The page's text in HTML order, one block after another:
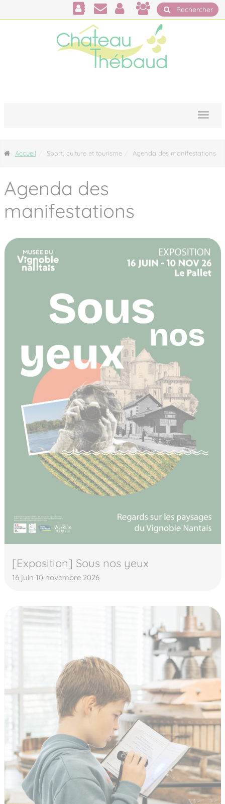
Rechercher
Accueil Sport, culture et tourisme Agenda des manifestations
Agenda des
manifestations
[Exposition] Sous nos yeux
16 juin 10 novembre 2026
Panneau de gestion des cookies